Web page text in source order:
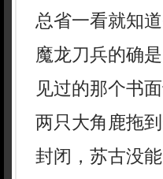
总省一看就知
魔龙刀兵的确
见过的那个书
两只大角鹿拖
封闭，苏古没